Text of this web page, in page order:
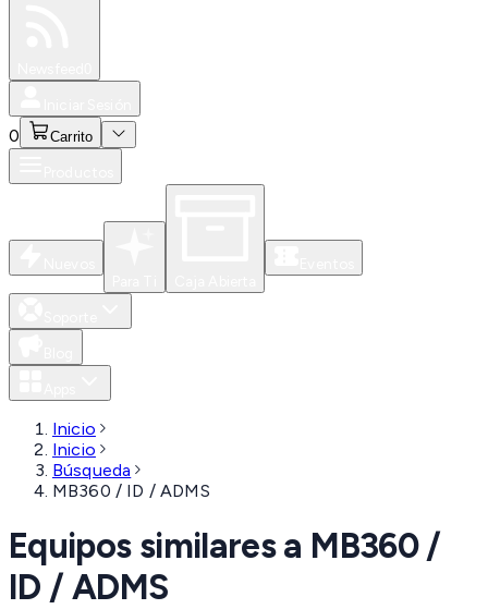
0 Carrito
Inicio
Inicio
Búsqueda
MB360 / ID / ADMS
Equipos similares a MB360 /
ID / ADMS